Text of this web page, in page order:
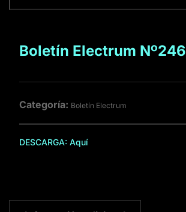
Boletín Electrum Nº246
Categoría: Boletín Electrum
DESCARGA: Aquí